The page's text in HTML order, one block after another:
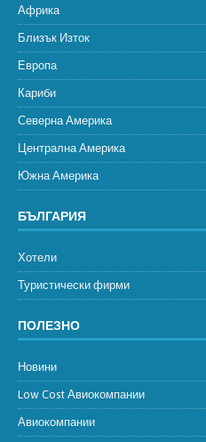
Африка
Близък Изток
Европа
Кариби
Северна Америка
Централна Америка
Южна Америка
БЪЛГАРИЯ
Хотели
Туристически фирми
ПОЛЕЗНО
Новини
Low Cost Авиокомпании
Авиокомпании